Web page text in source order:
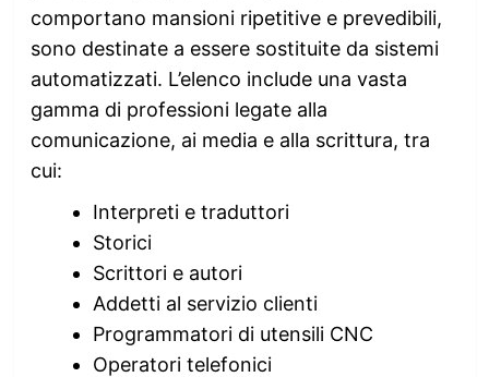
comportano mansioni ripetitive e prevedibili,
sono destinate a essere sostituite da sistemi
automatizzati. L’elenco include una vasta
gamma di professioni legate alla
comunicazione, ai media e alla scrittura, tra
cui:
Interpreti e traduttori
Storici
Scrittori e autori
Addetti al servizio clienti
Programmatori di utensili CNC
Operatori telefonici